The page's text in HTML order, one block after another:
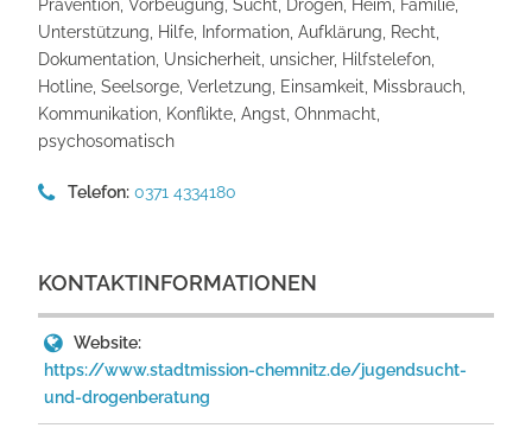
Prävention, Vorbeugung, Sucht, Drogen, Heim, Familie,
Unterstützung, Hilfe, Information, Aufklärung, Recht,
Dokumentation, Unsicherheit, unsicher, Hilfstelefon,
Hotline, Seelsorge, Verletzung, Einsamkeit, Missbrauch,
Kommunikation, Konflikte, Angst, Ohnmacht,
psychosomatisch
Telefon: 0371 4334180
KONTAKTINFORMATIONEN
Website:
https://www.stadtmission-chemnitz.de/jugendsucht-
und-drogenberatung